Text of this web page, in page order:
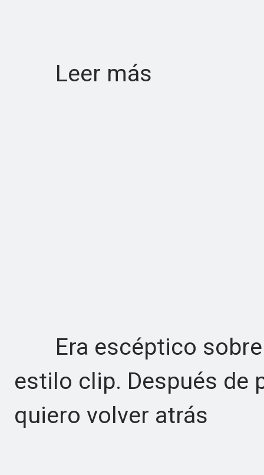
Leer más
Era escéptico sobre
estilo clip. Después de
quiero volver atrás